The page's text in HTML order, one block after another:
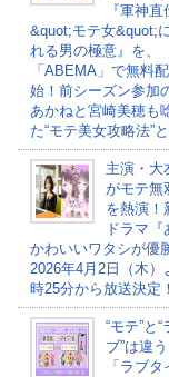
『軍神直
&quot;モテ女&quot;
れる男の極意』を、
「ABEMA」で無料
始！前シーズン参加
あかねと宮崎美穂も
た“モテ美女攻略法”
主演・大
がモテ無
を熱演！
ドラマ『
かわいいワタシが優
2026年4月2日（木）
時25分から放送決定！
“モテ”と“
ブ”は違う
「ラブタ